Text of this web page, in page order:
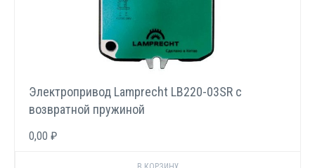
Электропривод Lamprecht LB220-03SR с
возвратной пружиной
0,00 ₽